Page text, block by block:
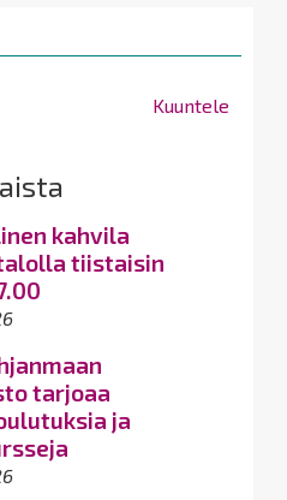
Kuuntele
kahvila
tiistaisin
tarjoaa
ja